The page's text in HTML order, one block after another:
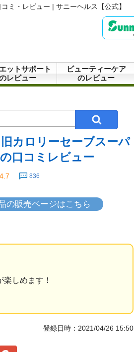
ミ・レビュー | サニーヘルス【公式】
ットサポート
レビュー
ビューティーケア
のレビュー
カロリーセーブスーパ
口コミレビュー
4.7 836
の販売ページはこちら
しめます！
登録日時：2021/04/26 15:50